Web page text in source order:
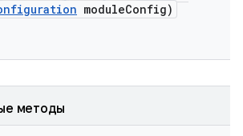
moduleConfig)
методы